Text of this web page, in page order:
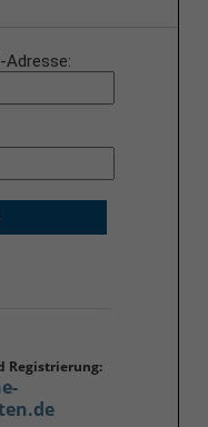
Adresse
Registrierung: